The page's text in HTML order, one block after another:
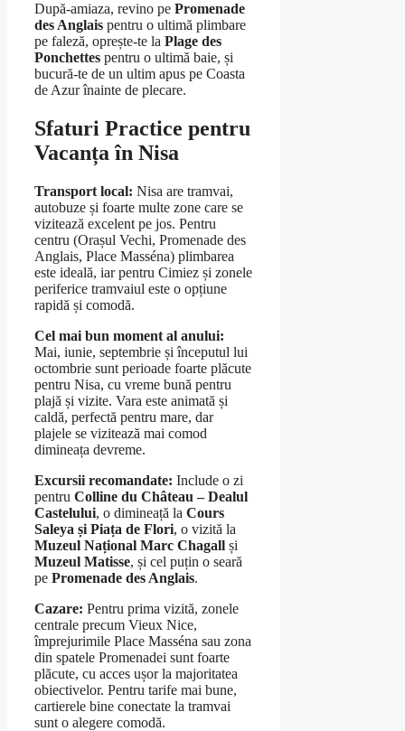
După-amiaza, revino pe Promenade
des Anglais pentru o ultimă plimbare
pe faleză, oprește-te la Plage des
Ponchettes pentru o ultimă baie, și
bucură-te de un ultim apus pe Coasta
de Azur înainte de plecare.
Sfaturi Practice pentru
Vacanța în Nisa
Transport local: Nisa are tramvai,
autobuze și foarte multe zone care se
vizitează excelent pe jos. Pentru
centru (Orașul Vechi, Promenade des
Anglais, Place Masséna) plimbarea
este ideală, iar pentru Cimiez și zonele
periferice tramvaiul este o opțiune
rapidă și comodă.
Cel mai bun moment al anului:
Mai, iunie, septembrie și începutul lui
octombrie sunt perioade foarte plăcute
pentru Nisa, cu vreme bună pentru
plajă și vizite. Vara este animată și
caldă, perfectă pentru mare, dar
plajele se vizitează mai comod
dimineața devreme.
Excursii recomandate: Include o zi
pentru Colline du Château – Dealul
Castelului, o dimineață la Cours
Saleya și Piața de Flori, o vizită la
Muzeul Național Marc Chagall și
Muzeul Matisse, și cel puțin o seară
pe Promenade des Anglais.
Cazare: Pentru prima vizită, zonele
centrale precum Vieux Nice,
împrejurimile Place Masséna sau zona
din spatele Promenadei sunt foarte
plăcute, cu acces ușor la majoritatea
obiectivelor. Pentru tarife mai bune,
cartierele bine conectate la tramvai
sunt o alegere comodă.